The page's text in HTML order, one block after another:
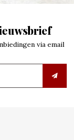
via email